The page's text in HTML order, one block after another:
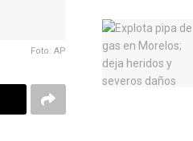
Foto: AP